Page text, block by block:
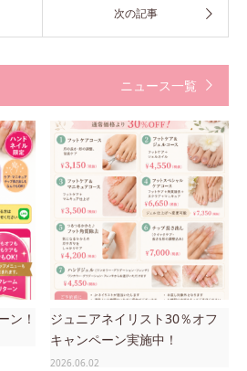
ニュース一覧
ン！
ジュニアネイリスト30％オフ
キャンペーン実施中！
2026.06.02